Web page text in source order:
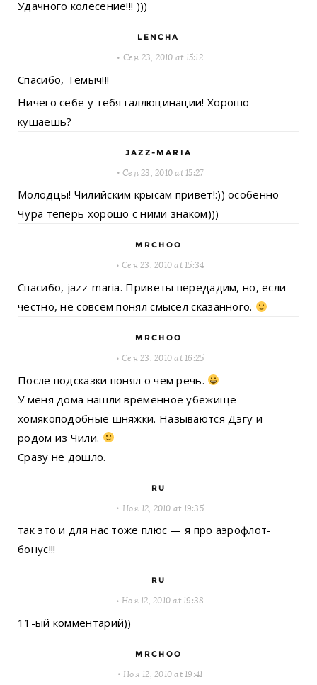
Удачного колесение!!! )))
LENCHA
Сен 23, 2010 at 15:12
Спасибо, Темыч!!!
Ничего себе у тебя галлюцинации! Хорошо
кушаешь?
JAZZ-MARIA
Сен 23, 2010 at 15:27
Молодцы! Чилийским крысам привет!:)) особенно
Чура теперь хорошо с ними знаком)))
MRCHOO
Сен 23, 2010 at 15:34
Спасибо, jazz-maria. Приветы передадим, но, если
честно, не совсем понял смысел сказанного.
MRCHOO
Сен 23, 2010 at 16:25
После подсказки понял о чем речь.
У меня дома нашли временное убежище
хомякоподобные шняжки. Называются Дэгу и
родом из Чили.
Сразу не дошло.
RU
Ноя 12, 2010 at 19:35
так это и для нас тоже плюс — я про аэрофлот-
бонус!!!
RU
Ноя 12, 2010 at 19:38
11-ый комментарий))
MRCHOO
Ноя 12, 2010 at 19:41